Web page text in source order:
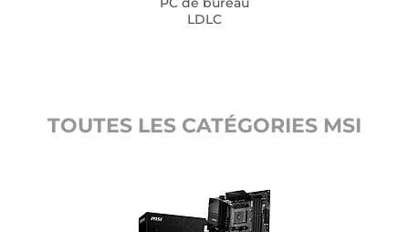
LDLC
TOUTES LES CATÉGORIES MSI